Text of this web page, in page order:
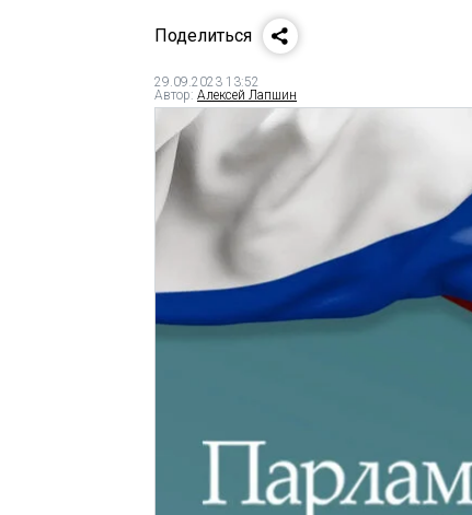
Поделиться
29.09.2023 13:52
Автор: Алексей Лапшин